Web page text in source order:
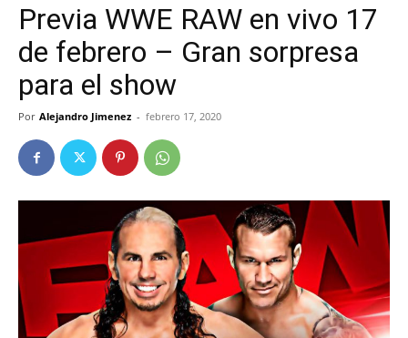
Previa WWE RAW en vivo 17
de febrero – Gran sorpresa
para el show
Por Alejandro Jimenez - febrero 17, 2020